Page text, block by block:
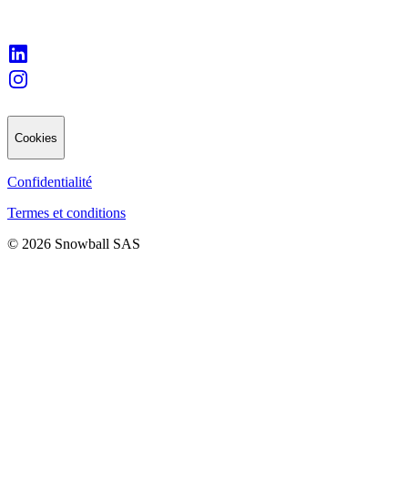
Cookies
Confidentialité
Termes et conditions
© 2026 Snowball SAS